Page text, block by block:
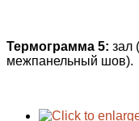
Термограмма 5: зал
межпанельный шов).